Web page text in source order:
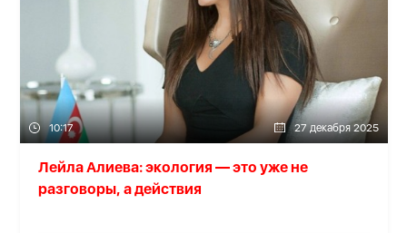
10:17 27 декабря 2025
Лейла Алиева: экология — это уже не
разговоры, а действия